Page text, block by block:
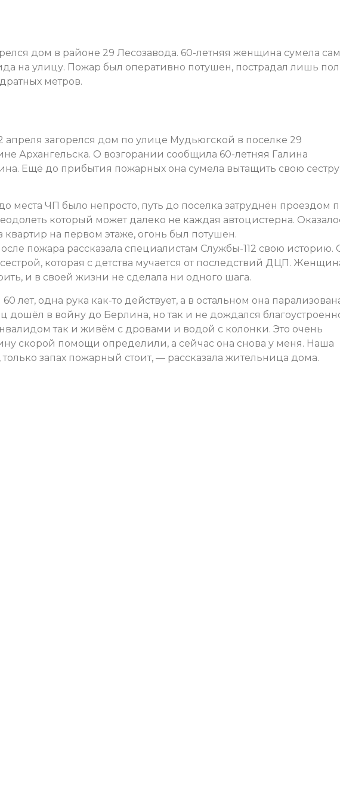
дом в районе 29 Лесозавода. 60-летняя женщина сумела
на улицу. Пожар был оперативно потушен, пострадал лишь
метров.
апреля загорелся дом по улице Мудьюгской в поселке 29
Архангельска. О возгорании сообщила 60-летняя Галина
Ещё до прибытия пожарных она сумела вытащить свою сестру
места ЧП было непросто, путь до поселка затруднён проездом
который может далеко не каждая автоцистерна.
квартир на первом этаже, огонь был потушен.
пожара рассказала специалистам Службы-112 свою историю.
которая с детства мучается от последствий ДЦП.
и в своей жизни не сделала ни одного шага.
лет, одна рука как-то действует, а в остальном она
дошёл в войну до Берлина, но так и не дождался
так и живём с дровами и водой с колонки. Это очень
скорой помощи определили, а сейчас она снова у меня. Наша
только запах пожарный стоит, — рассказала жительница дома.